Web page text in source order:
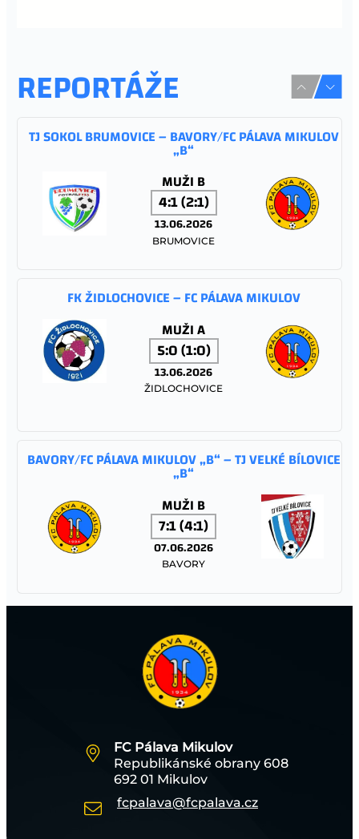
REPORTÁŽE
TJ SOKOL BRUMOVICE – BAVORY/FC PÁLAVA MIKULOV
„B“
MUŽI B
4:1 (2:1)
13.06.2026
BRUMOVICE
FK ŽIDLOCHOVICE – FC PÁLAVA MIKULOV
MUŽI A
5:0 (1:0)
13.06.2026
ŽIDLOCHOVICE
BAVORY/FC PÁLAVA MIKULOV „B“ – TJ VELKÉ BÍLOVICE
„B“
MUŽI B
7:1 (4:1)
07.06.2026
BAVORY
MUŽI A
1:1 (0:1)
06.06.2026
MIKULOV
TJ SOKOL TĚŠANY – FC PÁLAVA MIKULOV
STARŠÍ ŽÁCI
FC Pálava Mikulov
Republikánské obrany 608
692 01 Mikulov
fcpalava@fcpalava.cz